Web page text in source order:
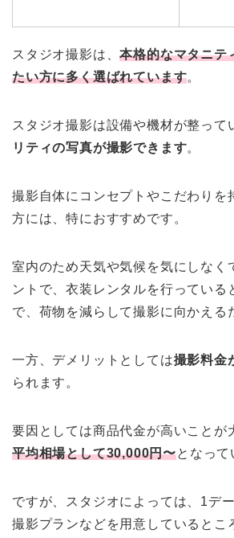
スタジオ撮影は、本格的なマタニテ
たい方に多く選ばれています。
スタジオ撮影は設備や機材が整って
リティの写真が撮影できます。
撮影自体にコンセプトやこだわりを
方には、特におすすめです。
室内のため天気や気候を気にしなく
ントで、衣装レンタルを行っている
で、荷物を減らして撮影に向かえる
一方、デメリットとしては撮影料金
られます。
要因としては商品代金が高いことが
平均相場として30,000円〜となって
ですが、スタジオによっては、1デ
撮影プランなどを用意しているとこ